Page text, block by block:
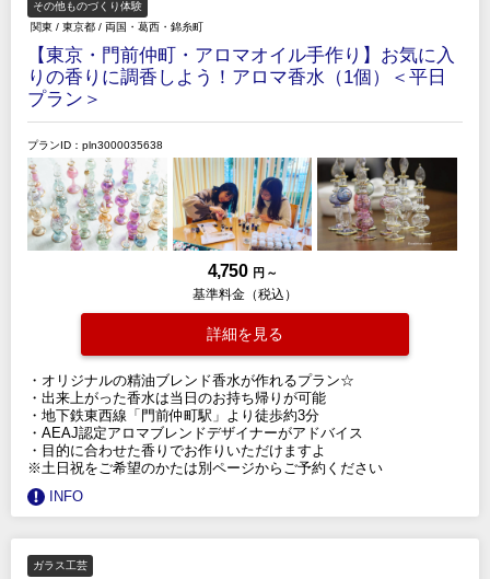
その他ものづくり体験
関東 / 東京都 / 両国・葛西・錦糸町
【東京・門前仲町・アロマオイル手作り】お気に入
りの香りに調香しよう！アロマ香水（1個）＜平日
プラン＞
プランID：pln3000035638
4,750 円 ～
基準料金（税込）
詳細を見る
・オリジナルの精油ブレンド香水が作れるプラン☆
・出来上がった香水は当日のお持ち帰りが可能
・地下鉄東西線「門前仲町駅」より徒歩約3分
・AEAJ認定アロマブレンドデザイナーがアドバイス
・目的に合わせた香りでお作りいただけますよ
※土日祝をご希望のかたは別ページからご予約ください
INFO
ガラス工芸